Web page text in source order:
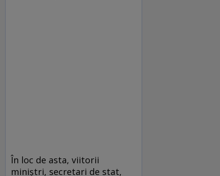
În loc de asta, viitorii
miniștri, secretari de stat,